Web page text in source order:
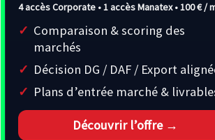
4 accès Corporate • 1 accès Manatex •100 € /
Comparaison & scoring des
marchés
Décision DG / DAF / Export
Plans d’entrée marché &
Découvrir l’offre →